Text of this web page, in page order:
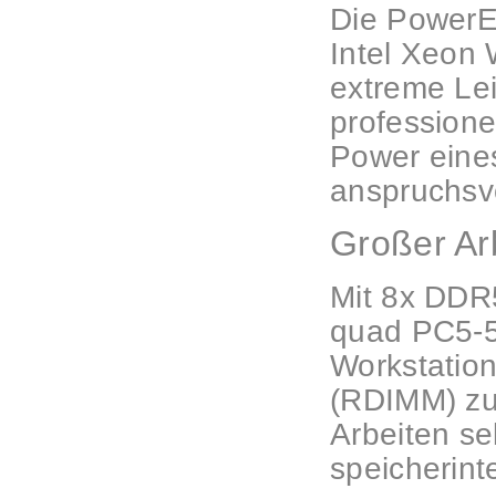
Die
Intel Xeon
extreme
Power
Großer
Mit 8x
quad PC5-
(RDIMM)
Arbeiten